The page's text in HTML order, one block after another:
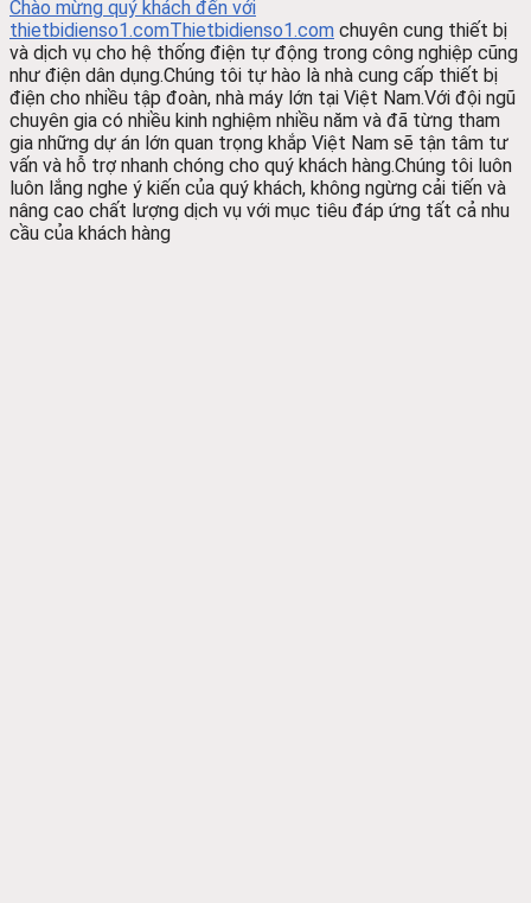
Chào mừng quý khách đến với
thietbidienso1.comThietbidienso1.com chuyên cung thiết bị
và dịch vụ cho hệ thống điện tự động trong công nghiệp cũng
như điện dân dụng.Chúng tôi tự hào là nhà cung cấp thiết bị
điện cho nhiều tập đoàn, nhà máy lớn tại Việt Nam.Với đội ngũ
chuyên gia có nhiều kinh nghiệm nhiều năm và đã từng tham
gia những dự án lớn quan trọng khắp Việt Nam sẽ tận tâm tư
vấn và hỗ trợ nhanh chóng cho quý khách hàng.Chúng tôi luôn
luôn lắng nghe ý kiến của quý khách, không ngừng cải tiến và
nâng cao chất lượng dịch vụ với mục tiêu đáp ứng tất cả nhu
cầu của khách hàng